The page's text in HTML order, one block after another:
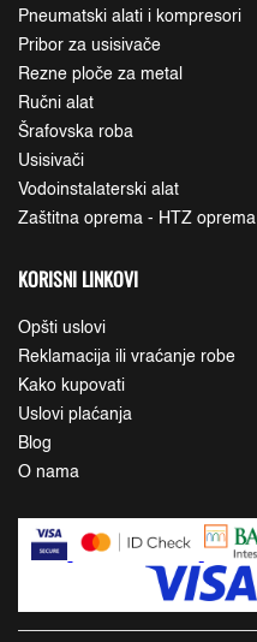
Pneumatski alati i kompresori
Pribor za usisivače
Rezne ploče za metal
Ručni alat
Šrafovska roba
Usisivači
Vodoinstalaterski alat
Zaštitna oprema - HTZ oprema
KORISNI LINKOVI
Opšti uslovi
Reklamacija ili vraćanje robe
Kako kupovati
Uslovi plaćanja
Blog
O nama